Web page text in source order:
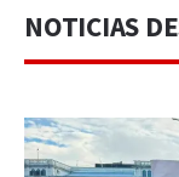
NOTICIAS